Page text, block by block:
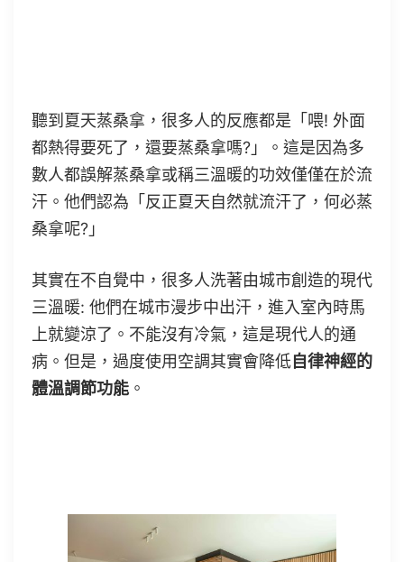
聽到夏天蒸桑拿，很多人的反應都是「喂! 外面
都熱得要死了，還要蒸桑拿嗎?」。這是因為多
數人都誤解蒸桑拿或稱三溫暖的功效僅僅在於流
汗。他們認為「反正夏天自然就流汗了，何必蒸
桑拿呢?」
其實在不自覺中，很多人洗著由城市創造的現代
三溫暖: 他們在城市漫步中出汗，進入室內時馬
上就變涼了。不能沒有冷氣，這是現代人的通
病。但是，過度使用空調其實會降低自律神經的
體溫調節功能 。